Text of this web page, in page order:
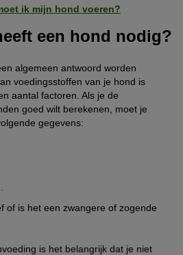
ik mijn hond voeren?
een hond nodig?
algemeen antwoord worden
voedingsstoffen van je hond is
aantal factoren. Als je de
goed wilt berekenen, moet je
gegevens:
of is het een zwangere of zogende
is het belangrijk dat je niet